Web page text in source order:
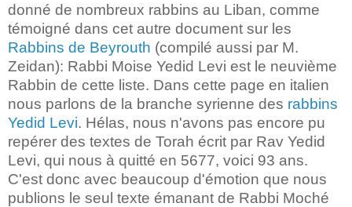
donné de nombreux rabbins au Liban, comme
témoigné dans cet autre document sur les
Rabbins de Beyrouth (compilé aussi par M.
Zeidan): Rabbi Moise Yedid Levi est le neuvième
Rabbin de cette liste. Dans cette page en italien
nous parlons de la branche syrienne des rabbins
Yedid Levi. Hélas, nous n'avons pas encore pu
repérer des textes de Torah écrit par Rav Yedid
Levi, qui nous à quitté en 5677, voici 93 ans.
C'est donc avec beaucoup d'émotion que nous
publions le seul texte émanant de Rabbi Moché